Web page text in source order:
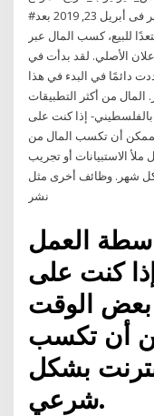
#الربح_من_الانترنيتفي هذا الفيديو سوف نشر فى أبريل 23, 2019 بعد
للبيع، كسب المال عبر
الأصلي. لقد بدأت في
دائمًا في البدء في هذا
المال من أكثر التطبيقات
بالفلسطيني- إذا كنت على
أن تكسب المال من
الاستبيانات أو تجريب
شهر. وظائف أخرى مثل
نشر
العمل
كنت على
بعض الوقت
أن تكسب
بشكل
شرعي.